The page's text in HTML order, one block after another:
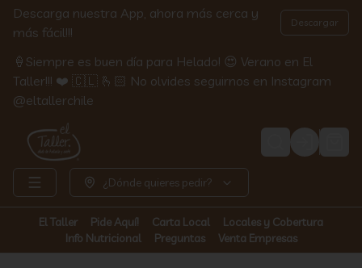
Descarga nuestra App, ahora más cerca y
más fácil!!!
Descargar
🍦Siempre es buen día para Helado! 😍 Verano en El
Taller!!! ❤️ 🇨🇱 🫰🏻 No olvides seguirnos en Instagram
@eltallerchile
Login
¿Dónde quieres pedir?
El Taller Pide Aquí! Carta Local
Locales y Cobertura
Info Nutricional
Preguntas Venta Empresas